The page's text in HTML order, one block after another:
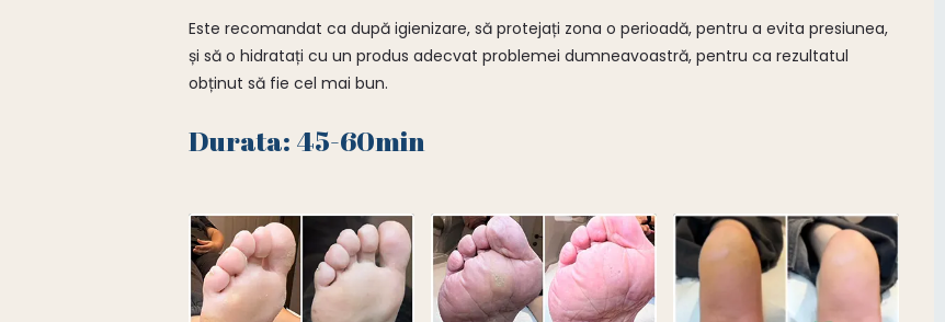
Este recomandat ca după igienizare, să protejați zona o perioadă, pentru a evita presiunea,
și să o hidratați cu un produs adecvat problemei dumneavoastră, pentru ca rezultatul
obținut să fie cel mai bun.
Durata: 45-60min